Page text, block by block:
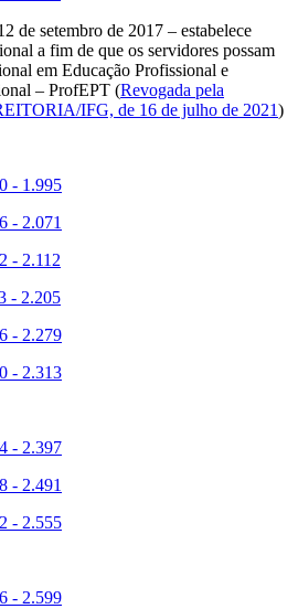
de setembro de 2017 – estabelece
a fim de que os servidores possam
em Educação Profissional e
– ProfEPT (Revogada pela
IFG, de 16 de julho de 2021)
- 1.995
- 2.071
- 2.112
- 2.205
- 2.279
- 2.313
- 2.397
- 2.491
- 2.555
- 2.599